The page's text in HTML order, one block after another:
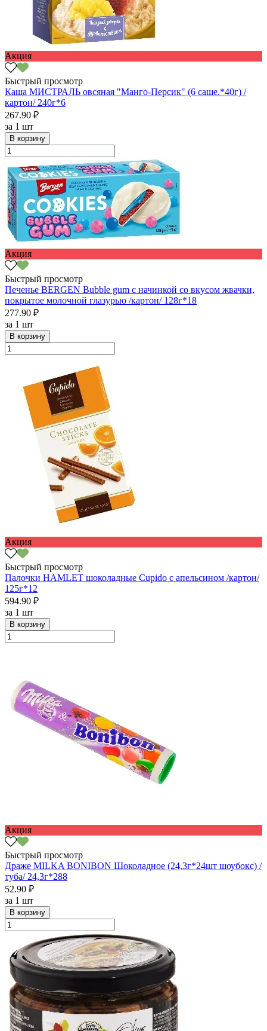
Акция
Быстрый просмотр
Каша МИСТРАЛЬ овсяная "Манго-Персик" (6 саше.*40г) /
картон/ 240г*6
267.90 ₽
за 1 шт
В корзину
Акция
Быстрый просмотр
Печенье BERGEN Bubble gum с начинкой со вкусом жвачки,
покрытое молочной глазурью /картон/ 128г*18
277.90 ₽
за 1 шт
В корзину
Акция
Быстрый просмотр
Палочки HAMLET шоколадные Cupido с апельсином /картон/
125г*12
594.90 ₽
за 1 шт
В корзину
Акция
Быстрый просмотр
Драже MILKA BONIBON Шоколадное (24,3г*24шт шоубокс) /
туба/ 24,3г*288
52.90 ₽
за 1 шт
В корзину